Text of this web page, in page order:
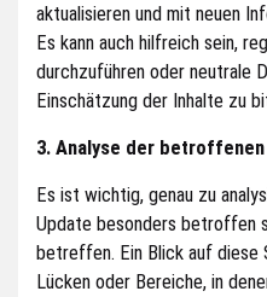
aktualisieren und mit neuen
Es kann auch hilfreich sein,
durchzuführen oder neutrale
Einschätzung der Inhalte zu
3. Analyse der
Es ist wichtig, genau zu
Update besonders betroffen
betreffen. Ein Blick auf
Lücken oder Bereiche, in